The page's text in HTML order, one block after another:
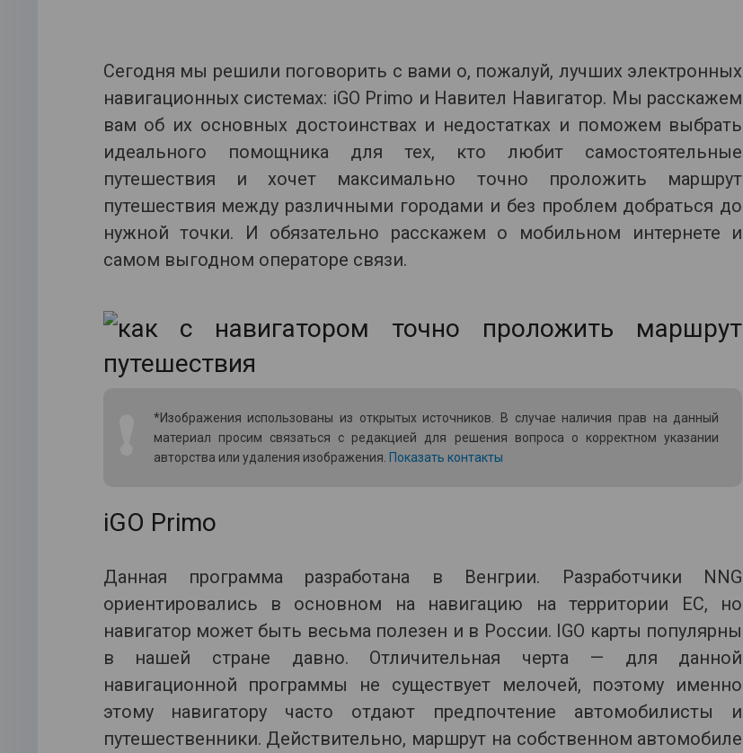
Сегодня мы решили поговорить с вами о, пожалуй, лучших электронных
навигационных системах: iGO Primo и Навител Навигатор. Мы расскажем
вам об их основных достоинствах и недостатках и поможем выбрать
идеального помощника для тех, кто любит самостоятельные
путешествия и хочет максимально точно проложить маршрут
путешествия между различными городами и без проблем добраться до
нужной точки. И обязательно расскажем о мобильном интернете и
самом выгодном операторе связи.
*Изображения использованы из открытых источников. В случае наличия прав на данный
материал просим связаться с редакцией для решения вопроса о корректном указании
авторства или удаления изображения. Показать контакты
iGO Primo
Данная программа разработана в Венгрии. Разработчики NNG
ориентировались в основном на навигацию на территории ЕС, но
навигатор может быть весьма полезен и в России. IGO карты популярны
в нашей стране давно. Отличительная черта — для данной
навигационной программы не существует мелочей, поэтому именно
этому навигатору часто отдают предпочтение автомобилисты и
путешественники. Действительно, маршрут на собственном автомобиле